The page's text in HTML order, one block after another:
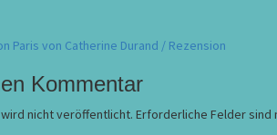
Paris von Catherine Durand / Rezension
Kommentar
nicht veröffentlicht. Erforderliche Felder sind